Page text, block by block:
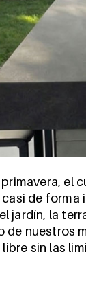
el
de
jardín, la
de nuestros
sin las